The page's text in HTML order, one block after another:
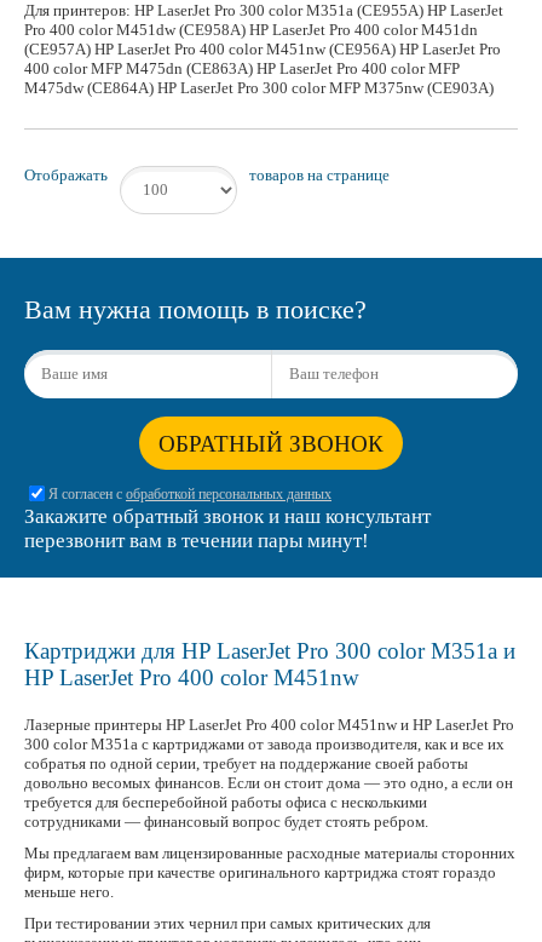
Для принтеров: HP LaserJet Pro 300 color M351a (CE955A) HP LaserJet
Pro 400 color M451dw (CE958A) HP LaserJet Pro 400 color M451dn
(CE957A) HP LaserJet Pro 400 color M451nw (CE956A) HP LaserJet Pro
400 color MFP M475dn (CE863A) HP LaserJet Pro 400 color MFP
M475dw (CE864A) HP LaserJet Pro 300 color MFP M375nw (CE903A)
Отображать товаров на странице
Вам нужна помощь в поиске?
ОБРАТНЫЙ ЗВОНОК
Я согласен с обработкой персональных данных
Закажите обратный звонок и наш консультант
перезвонит вам в течении пары минут!
Картриджи для HP LaserJet Pro 300 color M351a и
HP LaserJet Pro 400 color M451nw
Лазерные принтеры HP LaserJet Pro 400 color M451nw и HP LaserJet Pro
300 color M351a c картриджами от завода производителя, как и все их
собратья по одной серии, требует на поддержание своей работы
довольно весомых финансов. Если он стоит дома — это одно, а если он
требуется для бесперебойной работы офиса с несколькими
сотрудниками — финансовый вопрос будет стоять ребром.
Мы предлагаем вам лицензированные расходные материалы сторонних
фирм, которые при качестве оригинального картриджа стоят гораздо
меньше него.
При тестировании этих чернил при самых критических для